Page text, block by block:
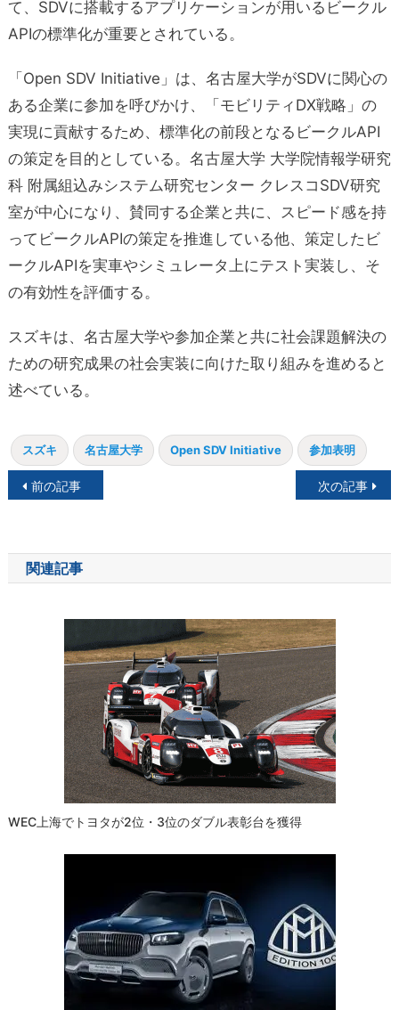
て、SDVに搭載するアプリケーションが⽤いるビークル
APIの標準化が重要とされている。
「Open SDV Initiative」は、名古屋大学がSDVに関⼼の
ある企業に参加を呼びかけ、「モビリティDX戦略」の
実現に貢献するため、標準化の前段となるビークルAPI
の策定を⽬的としている。名古屋⼤学 ⼤学院情報学研究
科 附属組込みシステム研究センター クレスコSDV研究
室が中⼼になり、賛同する企業と共に、スピード感を持
ってビークルAPIの策定を推進している他、策定したビ
ークルAPIを実⾞やシミュレータ上にテスト実装し、そ
の有効性を評価する。
スズキは、名古屋大学や参加企業と共に社会課題解決の
ための研究成果の社会実装に向けた取り組みを進めると
述べている。
スズキ 名古屋大学 Open SDV Initiative 参加表明
投
ナ
ビ
前の記事 次の記事
関連記事
WEC上海でトヨタが2位・3位のダブル表彰台を獲得